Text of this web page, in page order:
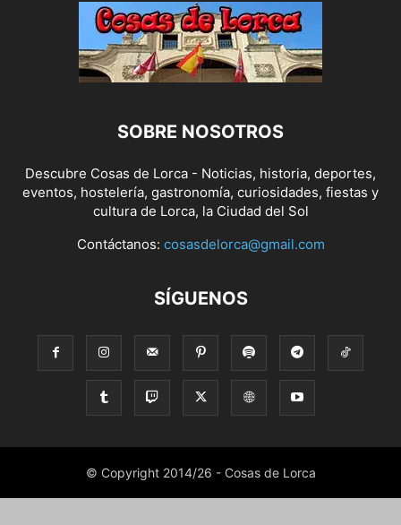
SOBRE NOSOTROS
Descubre Cosas de Lorca - Noticias, historia, deportes,
eventos, hostelería, gastronomía, curiosidades, fiestas y
cultura de Lorca, la Ciudad del Sol
Contáctanos: cosasdelorca@gmail.com
SÍGUENOS
© Copyright 2014/26 - Cosas de Lorca